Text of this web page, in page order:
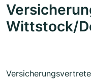
Wittstock/